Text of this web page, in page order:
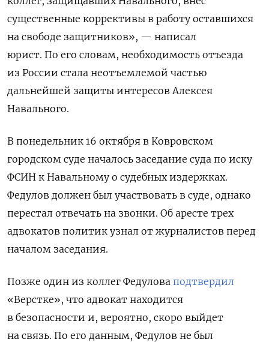
существенные коррективы в работу оставшихся
на свободе защитников», — написал
юрист. По его словам, необходимость отъезда
из России стала неотъемлемой частью
дальнейшей защиты интересов Алексея
Навального.
В понедельник 16 октября в Ковровском
городском суде началось заседание суда по иску
ФСИН к Навальному о судебных издержках.
Федулов должен был участвовать в суде, однако
перестал отвечать на звонки. Об аресте трех
адвокатов политик узнал от журналистов перед
началом заседания.
Позже один из коллег Федулова подтвердил
«Верстке», что адвокат находится
в безопасности и, вероятно, скоро выйдет
на связь. По его данным, Федулов не был